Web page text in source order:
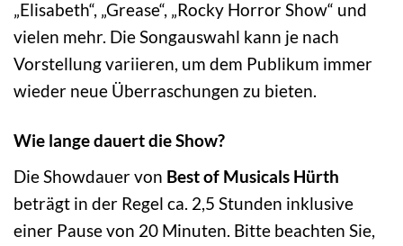
„Elisabeth“, „Grease“, „Rocky Horror Show“ und
vielen mehr. Die Songauswahl kann je nach
Vorstellung variieren, um dem Publikum immer
wieder neue Überraschungen zu bieten.
Wie lange dauert die Show?
Die Showdauer von Best of Musicals Hürth
beträgt in der Regel ca. 2,5 Stunden inklusive
einer Pause von 20 Minuten. Bitte beachten Sie,